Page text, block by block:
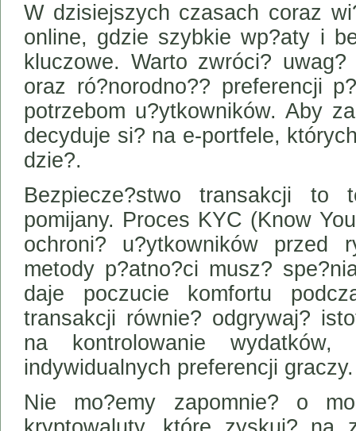
W dzisiejszych czasach coraz
online, gdzie szybkie wp?aty i
kluczowe. Warto zwróci?
oraz ró?norodno?? preferencji
potrzebom u?ytkowników. Aby
decyduje si? na e-portfele,
dzie?.
Bezpiecze?stwo transakcji
pomijany. Proces KYC (Know
ochroni? u?ytkowników przed
metody p?atno?ci musz?
daje poczucie komfortu
transakcji równie? odgrywaj?
na kontrolowanie
indywidualnych preferencji graczy.
Nie mo?emy zapomnie? o